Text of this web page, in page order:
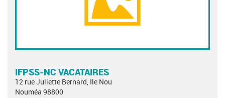
IFPSS-NC VACATAIRES
12 rue Juliette Bernard, Ile Nou
Nouméa 98800